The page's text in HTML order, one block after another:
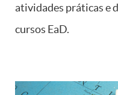
atividades práticas e
cursos EaD.